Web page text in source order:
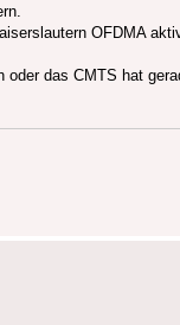
OFDMA
das CMTS hat